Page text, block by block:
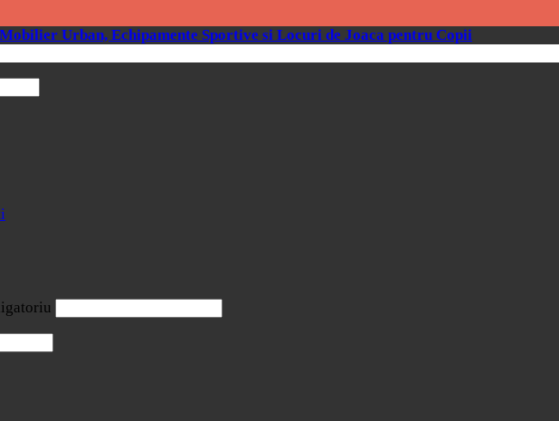
Mobilier Urban, Echipamente Sportive si Locuri de Joaca pentru Copii